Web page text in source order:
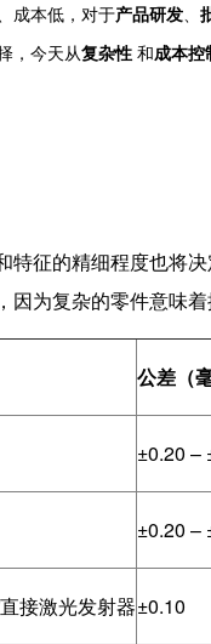
成本低，对于产品研发、
，今天从复杂性 和成本控
特征的精细程度也将
因为复杂的零件意味着
公差（
±0.20 –
±0.20 –
直接激光发射器±0.10